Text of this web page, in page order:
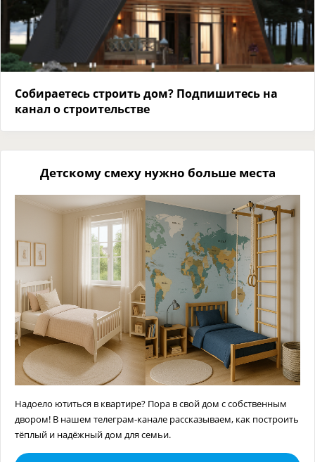
Собираетесь строить дом? Подпишитесь на
канал о строительстве
Детскому смеху нужно больше места
Надоело ютиться в квартире? Пора в свой дом с собственным
двором! В нашем телеграм-канале рассказываем, как построить
тёплый и надёжный дом для семьи.